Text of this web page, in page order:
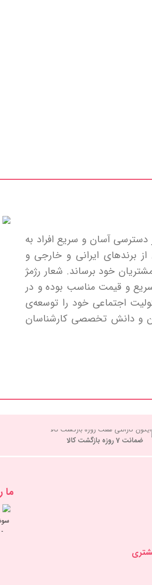
آسان و سریع افراد به
برندهای ایرانی و خارجی و
خود برساند. شعار رژمژ
و قیمت مناسب بوده و در
اجتماعی خود را توسعه‌ی
و دانش تخصصی کارشناسان
ضمانت 7 روزه بازگشت کالا
ما